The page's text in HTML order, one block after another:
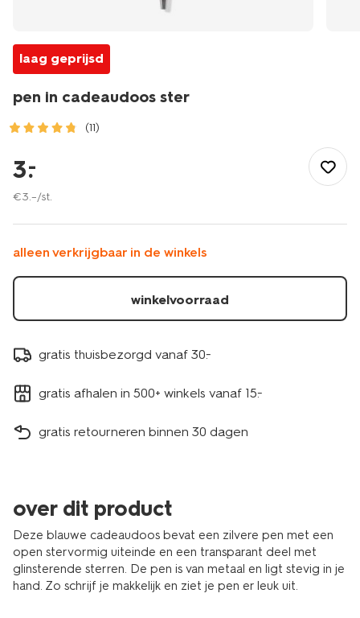
laag geprijsd
pen in cadeaudoos ster
(11)
in-
cadeaudoos-
ster-
3.
–
€3.–/st.
alleen verkrijgbaar in de winkels
winkelvoorraad
gratis thuisbezorgd vanaf 30.-
gratis afhalen in 500+ winkels vanaf 15.-
gratis retourneren binnen 30 dagen
over dit product
Deze blauwe cadeaudoos bevat een zilvere pen met een
open stervormig uiteinde en een transparant deel met
glinsterende sterren. De pen is van metaal en ligt stevig in je
hand. Zo schrijf je makkelijk en ziet je pen er leuk uit.